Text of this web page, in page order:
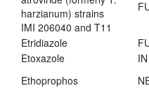
harzianum) strains
IMI 206040 and T11
Etridiazole
Etoxazole
IN
Ethoprophos